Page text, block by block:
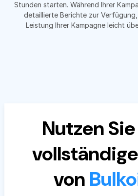
Stunden starten. Während Ihrer
detaillierte Berichte zur
Leistung Ihrer Kampagne leicht
Nutzen
von